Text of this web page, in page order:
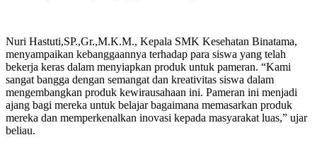
Nuri Hastuti,SP.,Gr.,M.K.M., Kepala SMK Kesehatan Binatama,
menyampaikan kebanggaannya terhadap para siswa yang telah
bekerja keras dalam menyiapkan produk untuk pameran. “Kami
sangat bangga dengan semangat dan kreativitas siswa dalam
mengembangkan produk kewirausahaan ini. Pameran ini menjadi
ajang bagi mereka untuk belajar bagaimana memasarkan produk
mereka dan memperkenalkan inovasi kepada masyarakat luas,” ujar
beliau.